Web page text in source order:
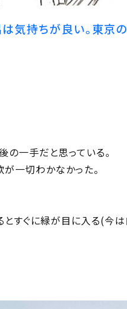
気持ちが良い。東京
の一手だと思っている。
一切わかなかった。
とすぐに緑が目に入る(